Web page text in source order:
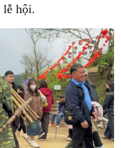
lễ hội.